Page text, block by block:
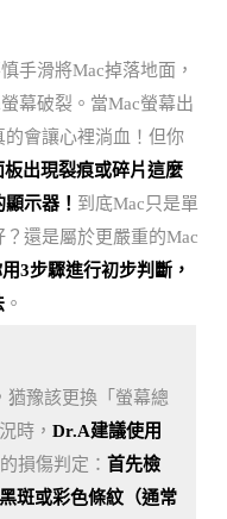
手滑將Mac掉落地面，
幕破裂。當Mac螢幕出
會讓心裡淌血！但你
出現裂痕或碎片這麼
示器！ 到底Mac只是單
還是屬於更嚴重的Mac
3步驟進行初步判斷，
。
猶豫該更換「螢幕總
時，Dr.A建議使用
損傷判定：首先檢
斑或彩色條紋（通常